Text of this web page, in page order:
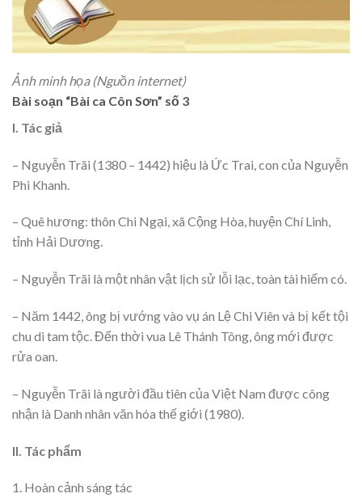
Ảnh minh họa (Nguồn internet)
Bài soạn “Bài ca Côn Sơn” số 3
I. Tác giả
– Nguyễn Trãi (1380 – 1442) hiệu là Ức Trai, con của Nguyễn
Phi Khanh.
– Quê hương: thôn Chi Ngại, xã Cộng Hòa, huyện Chí Linh,
tỉnh Hải Dương.
– Nguyễn Trãi là một nhân vật lịch sử lỗi lạc, toàn tài hiếm có.
– Năm 1442, ông bị vướng vào vụ án Lệ Chi Viên và bị kết tội
chu di tam tộc. Đến thời vua Lê Thánh Tông, ông mới được
rửa oan.
– Nguyễn Trãi là người đầu tiên của Việt Nam được công
nhận là Danh nhân văn hóa thế giới (1980).
II. Tác phẩm
1. Hoàn cảnh sáng tác